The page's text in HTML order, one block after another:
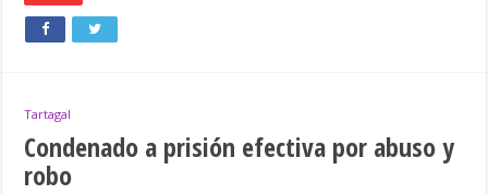
Tartagal
Condenado a prisión efectiva por abuso y
robo